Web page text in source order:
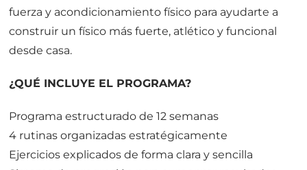
fuerza y acondicionamiento físico para ayudarte a
construir un físico más fuerte, atlético y funcional
desde casa.
¿QUÉ INCLUYE EL PROGRAMA?
Programa estructurado de 12 semanas
4 rutinas organizadas estratégicamente
Ejercicios explicados de forma clara y sencilla